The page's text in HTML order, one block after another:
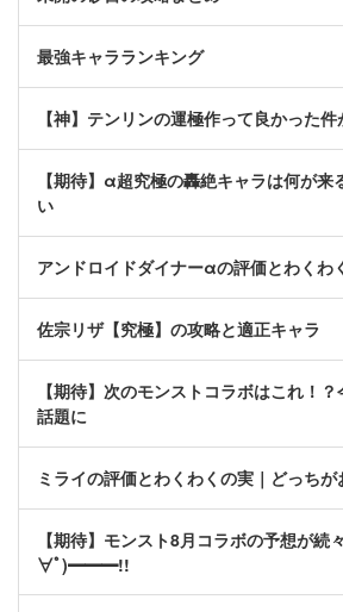
最強キャラランキング
【神】テンリンの運極作って良かった
【期待】α超究極の轟絶キャラは何が来
い
アンドロイドダイナーαの評価とわくわ
佐宗リザ【究極】の攻略と適正キャラ
【期待】次のモンストコラボはこれ！
話題に
ミライの評価とわくわくの実｜どっちが
【期待】モンスト8月コラボの予想が
∀ﾟ)━━━!!